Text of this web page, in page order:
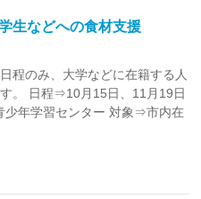
生などへの食材支援
程のみ、大学などに在籍する人
。 日程⇒10月15日、11月19日
年学習センター 対象⇒市内在